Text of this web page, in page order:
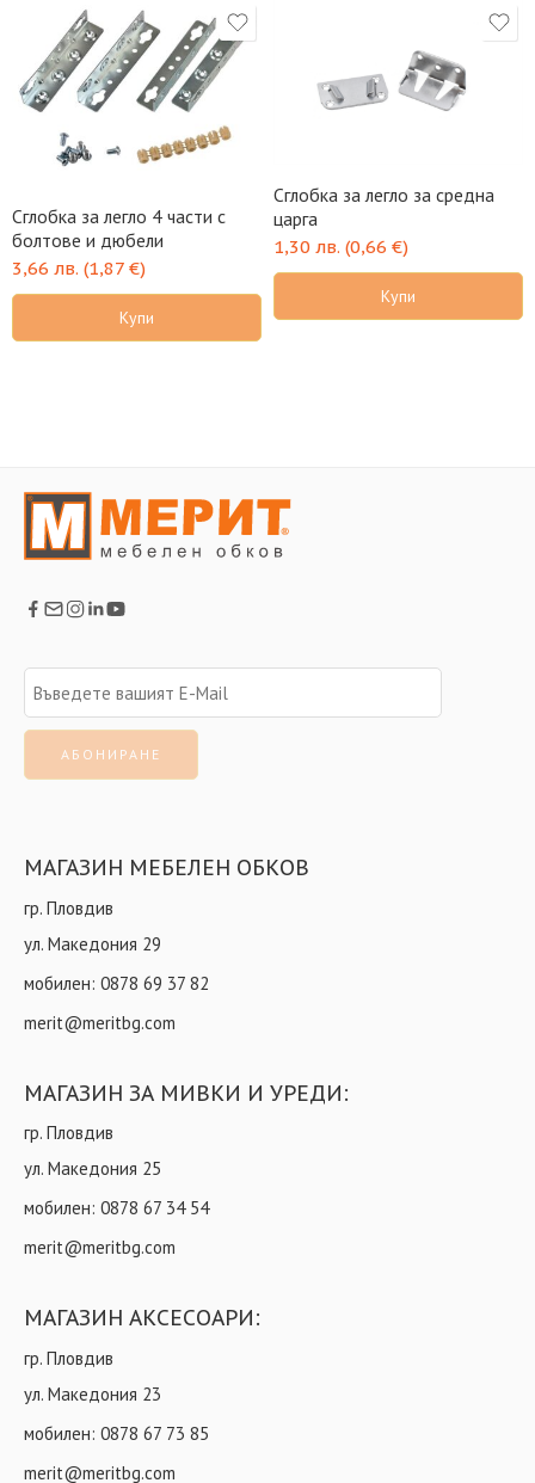
Сглобка за легло 4 части с
болтове и дюбели
3,66 лв. (1,87 €)
Купи
Сглобка за легло за средна
царга
1,30 лв. (0,66 €)
Купи
МАГАЗИН МЕБЕЛЕН ОБКОВ
гр. Пловдив
ул. Македония 29
мобилен: 0878 69 37 82
merit@meritbg.com
МАГАЗИН ЗА МИВКИ И УРЕДИ:
гр. Пловдив
ул. Македония 25
мобилен: 0878 67 34 54
merit@meritbg.com
МАГАЗИН АКСЕСОАРИ:
гр. Пловдив
ул. Македония 23
мобилен: 0878 67 73 85
merit@meritbg.com